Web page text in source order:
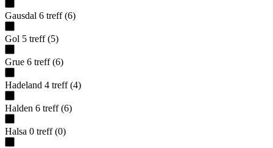
Gausdal 6 treff (6)
Gol 5 treff (5)
Grue 6 treff (6)
Hadeland 4 treff (4)
Halden 6 treff (6)
Halsa 0 treff (0)